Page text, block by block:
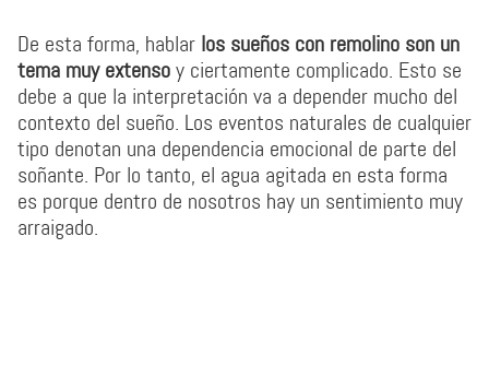
De esta forma, hablar los sueños con remolino son un
tema muy extensoy ciertamente complicado. Esto se
debe a que la interpretación va a depender mucho del
contexto del sueño. Los eventos naturales de cualquier
tipo denotan una dependencia emocional de parte del
soñante. Por lo tanto, el agua agitada en esta forma
es porque dentro de nosotros hay un sentimiento muy
arraigado.